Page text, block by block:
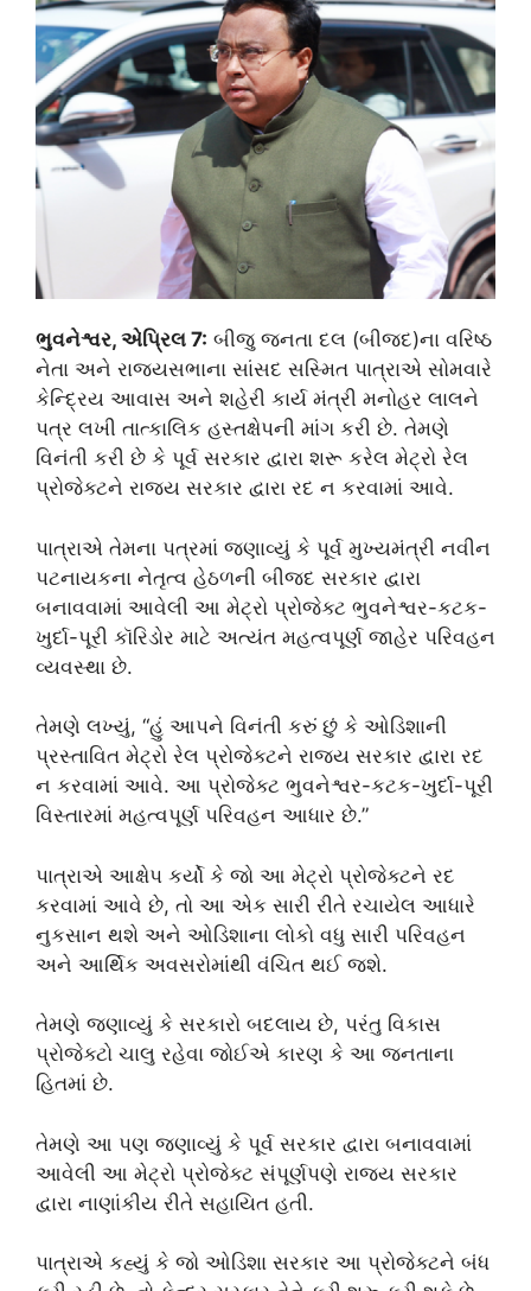
ભુવનેશ્વર, એપ્રિલ 7: બીજુ જનતા દલ (બીજદ)ના વરિષ્ઠ
નેતા અને રાજ્યસભાના સાંસદ સસ્મિત પાત્રાએ સોમવારે
કેન્દ્રિય આવાસ અને શહેરી કાર્ય મંત્રી મનોહર લાલને
પત્ર લખી તાત્કાલિક હસ્તક્ષેપની માંગ કરી છે. તેમણે
વિનંતી કરી છે કે પૂર્વ સરકાર દ્વારા શરૂ કરેલ મેટ્રો રેલ
પ્રોજેક્ટને રાજ્ય સરકાર દ્વારા રદ ન કરવામાં આવે.
પાત્રાએ તેમના પત્રમાં જણાવ્યું કે પૂર્વ મુખ્યમંત્રી નવીન
પટનાયકના નેતૃત્વ હેઠળની બીજદ સરકાર દ્વારા
બનાવવામાં આવેલી આ મેટ્રો પ્રોજેક્ટ ભુવનેશ્વર-કટક-
ખુર્દા-પૂરી કૉરિડોર માટે અત્યંત મહત્વપૂર્ણ જાહેર પરિવહન
વ્યવસ્થા છે.
તેમણે લખ્યું, “હું આપને વિનંતી કરું છું કે ઓડિશાની
પ્રસ્તાવિત મેટ્રો રેલ પ્રોજેક્ટને રાજ્ય સરકાર દ્વારા રદ
ન કરવામાં આવે. આ પ્રોજેક્ટ ભુવનેશ્વર-કટક-ખુર્દા-પૂરી
વિસ્તારમાં મહત્વપૂર્ણ પરિવહન આધાર છે.”
પાત્રાએ આક્ષેપ કર્યો કે જો આ મેટ્રો પ્રોજેક્ટને રદ
કરવામાં આવે છે, તો આ એક સારી રીતે રચાયેલ આધારે
નુકસાન થશે અને ઓડિશાના લોકો વધુ સારી પરિવહન
અને આર્થિક અવસરોમાંથી વંચિત થઈ જશે.
તેમણે જણાવ્યું કે સરકારો બદલાય છે, પરંતુ વિકાસ
પ્રોજેક્ટો ચાલુ રહેવા જોઈએ કારણ કે આ જનતાના
હિતમાં છે.
તેમણે આ પણ જણાવ્યું કે પૂર્વ સરકાર દ્વારા બનાવવામાં
આવેલી આ મેટ્રો પ્રોજેક્ટ સંપૂર્ણપણે રાજ્ય સરકાર
દ્વારા નાણાંકીય રીતે સહાયિત હતી.
પાત્રાએ કહ્યું કે જો ઓડિશા સરકાર આ પ્રોજેક્ટને બંધ